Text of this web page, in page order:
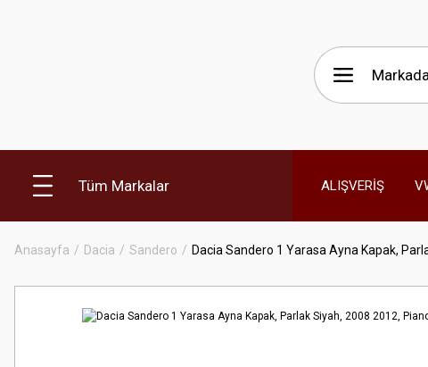
Tüm Markalar ALIŞVERİŞ
Anasayfa Dacia Sandero Dacia Sandero 1 Yarasa Ayna Kapak,